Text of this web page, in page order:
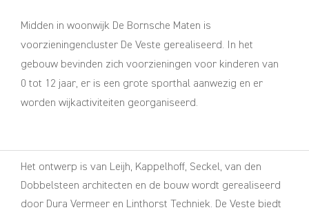
Midden in woonwijk De Bornsche Maten is
voorzieningencluster De Veste gerealiseerd. In het
gebouw bevinden zich voorzieningen voor kinderen van
0 tot 12 jaar, er is een grote sporthal aanwezig en er
worden wijkactiviteiten georganiseerd.
Het ontwerp is van Leijh, Kappelhoff, Seckel, van den
Dobbelsteen architecten en de bouw wordt gerealiseerd
door Dura Vermeer en Linthorst Techniek. De Veste biedt